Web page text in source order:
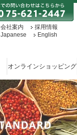
会社案内
採用情報
Japanese
English
オンラインショッピング